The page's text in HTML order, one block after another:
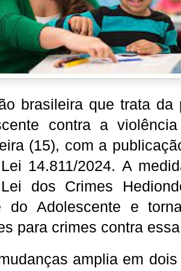
brasileira que trata da
contra a
(15), com a
14.811/2024. A
dos Crimes
do Adolescente e
para crimes contra
amplia em